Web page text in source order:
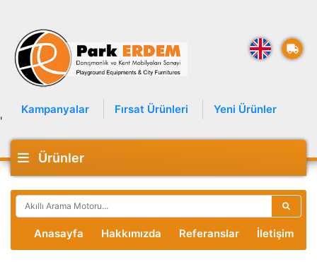
Kampanyalar Fırsat Ürünleri Yeni Ürünler
'
Ürünler
Anasayfa Hakkımızda Referanslar İletişim